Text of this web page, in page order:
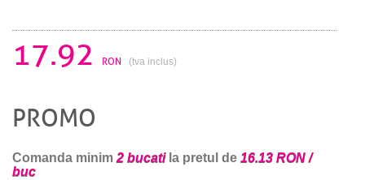
17.92 RON (tva inclus)
PROMO
Comanda minim 2 bucatila pretul de 16.13 RON /
buc